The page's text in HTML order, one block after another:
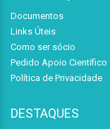
Documentos
Links Úteis
Como ser sócio
Pedido Apoio Científico
Política de Privacidade
DESTAQUES